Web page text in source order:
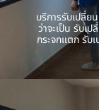
บริการรับเปลี่ย
ว่าจะเป็น รับเ
กระจกแตก รับ